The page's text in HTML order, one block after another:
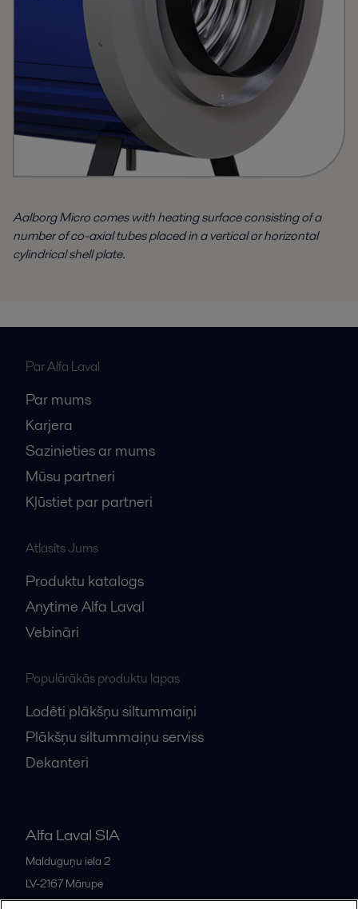
Rārtikas ražošana
Pārtikas produktiem ir jāatbilst patērētāju vēlmēm. Alfa Laval apstrādes
tehnoloģijas palīdz jums izpildīt savu klientu vēlmes – ar pareizu garšu un
faktūru, labu higiēnu un zemām ekspluatācijas izmak
Parādīt vairāk
Aalborg Micro comes with heating surface consisting of a
number of co-axial tubes placed in a vertical or horizontal
cylindrical shell plate.
Par Alfa Laval
Par mums
Karjera
Sazinieties ar mums
Mūsu partneri
Kļūstiet par partneri
Atlasīts Jums
Produktu katalogs
Anytime Alfa Laval
Vebināri
Populārākās produktu lapas
Lodēti plākšņu siltummaiņi
Plākšņu siltummaiņu serviss
Dekanteri
Alfa Laval SIA
Malduguņu iela 2
LV-2167 Mārupe
Latvia